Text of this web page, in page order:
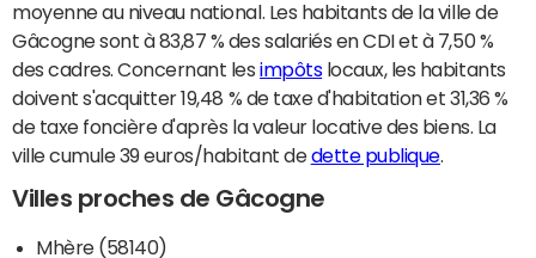
moyenne au niveau national. Les habitants de la ville de
Gâcogne sont à 83,87 % des salariés en CDI et à 7,50 %
des cadres. Concernant lesimpôtslocaux, les habitants
doivent s'acquitter 19,48 % de taxe d'habitation et 31,36 %
de taxe foncière d'après la valeur locative des biens. La
ville cumule 39 euros/habitant dedette publique.
Villes proches de Gâcogne
Mhère (58140)